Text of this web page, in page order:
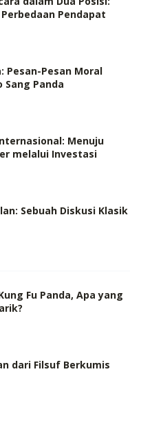
Pendapat
Pesan-Pesan Moral
Sang Panda
Menuju
melalui Investasi
Sebuah Diskusi Klasik
Fu Panda, Apa yang
dari Filsuf Berkumis